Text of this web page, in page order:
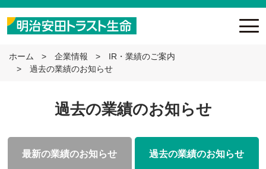
ホーム 企業情報
IR・業績のご案内
過去の業績のお知らせ
過去の業績のお知らせ
最新の業績のお知らせ 過去の業績のお知らせ